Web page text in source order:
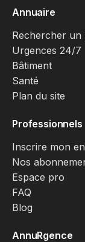
Annuaire
Rechercher un
Urgences 24/7
Bâtiment
Santé
Plan du site
Professionnels
Inscrire mon
Nos
Espace pro
FAQ
Blog
AnnuRgence